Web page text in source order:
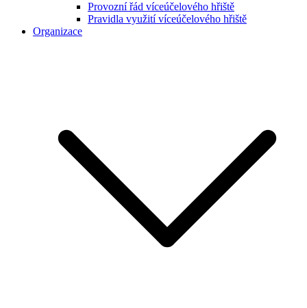
Provozní řád víceúčelového hřiště
Pravidla využití víceúčelového hřiště
Organizace